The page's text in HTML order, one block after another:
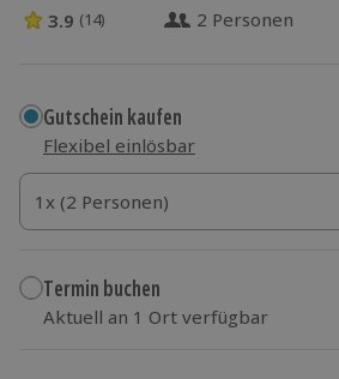
3.9 Sterne von 5 aus 14 Bewertungen
3.9 (14) 2 Personen
Gutschein kaufen
Flexibel einlösbar
1x (2 Personen)
1x (2 Personen)
1x (2 Personen)
Termin buchen
Aktuell an 1 Ort verfügbar